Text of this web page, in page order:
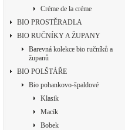
Créme de la créme
BIO PROSTĚRADLA
BIO RUČNÍKY A ŽUPANY
Barevná kolekce bio ručníků a
županů
BIO POLŠTÁŘE
Bio pohankovo-špaldové
Klasik
Macík
Bobek